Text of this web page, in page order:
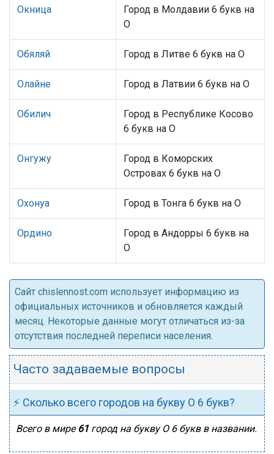
Окница
Город в Молдавии 6 букв на
О
Обяляй Город в Литве 6 букв на О
Олайне Город в Латвии 6 букв на О
Обилич
Город в Республике Косово
6 букв на О
Онгужу
Город в Коморских
Островах 6 букв на О
Охонуа Город в Тонга 6 букв на О
Ордино
Город в Андорры 6 букв на
О
Cайт chislennost.com использует информацию из
официальных источников и обновляется каждый
месяц. Некоторые данные могут отличаться из-за
отсутствия последней переписи населения.
Часто задаваемые вопросы
⚡ Сколько всего городов на букву О 6 букв?
Всего в мире 61город на букву О 6 букв в названии.